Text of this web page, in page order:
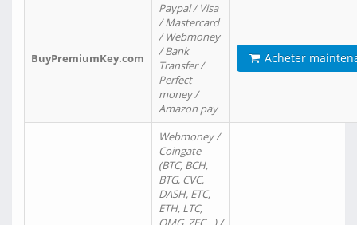
BuyPremiumKey.com
Paypal / Visa
/ Mastercard
/ Webmoney
/ Bank
Transfer /
Perfect
money /
Amazon pay
Acheter
Webmoney /
Coingate
(BTC, BCH,
BTG, CVC,
DASH, ETC,
ETH, LTC,